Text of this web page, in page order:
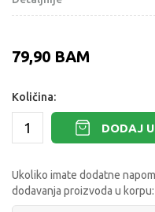
79,90 BAM
Količina:
DODAJ
Ukoliko imate dodatne
dodavanja proizvoda u korpu: